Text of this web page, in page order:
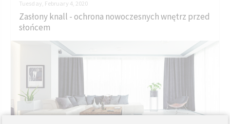
Tuesday, February 4, 2020
Zasłony knall - ochrona nowoczesnych wnętrz przed
słońcem